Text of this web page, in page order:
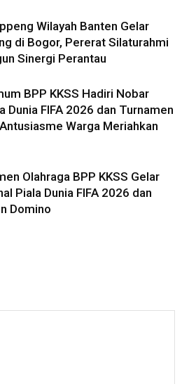
Wilayah Banten Gelar
di Bogor, Pererat Silaturahmi
Sinergi Perantau
BPP KKSS Hadiri Nobar
Dunia FIFA 2026 dan Turnamen
Warga Meriahkan
Olahraga BPP KKSS Gelar
Piala Dunia FIFA 2026 dan
Domino